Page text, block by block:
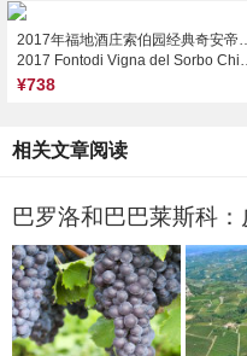
2017年福地酒庄索
2017 Fontodi Vigna del
¥738
相关文章阅读
巴罗洛和巴巴莱斯科：